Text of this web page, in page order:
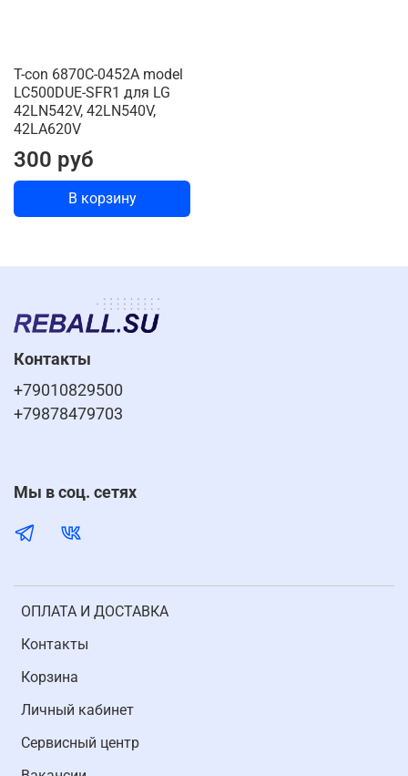
T-con 6870C-0452A model
LC500DUE-SFR1 для LG
42LN542V, 42LN540V,
42LA620V
300 руб
В корзину
ОПЛАТА И ДОСТАВКА
Контакты
Корзина
Личный кабинет
Cервисный центр
Контакты
+79010829500
+79878479703
Мы в соц. сетях